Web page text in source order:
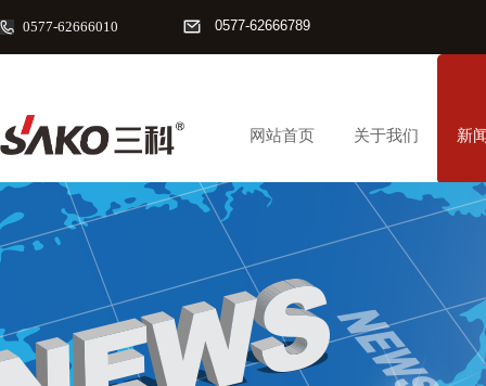
0577-62666010 0577-62666789
网站首页 关于我们 新